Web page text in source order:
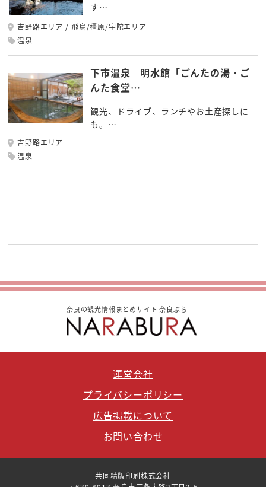
す…
吉野路エリア
飛鳥/橿原/宇陀エリア
温泉
下市温泉 明水館「ごんたの湯・ご
んた食堂…
観光、ドライブ、ランチやお土産探しに
も。…
吉野路エリア
温泉
奈良の観光情報まとめサイト 奈良ぶら
運営会社
プライバシーポリシー
広告掲載について
お問い合わせ
共同精版印刷株式会社